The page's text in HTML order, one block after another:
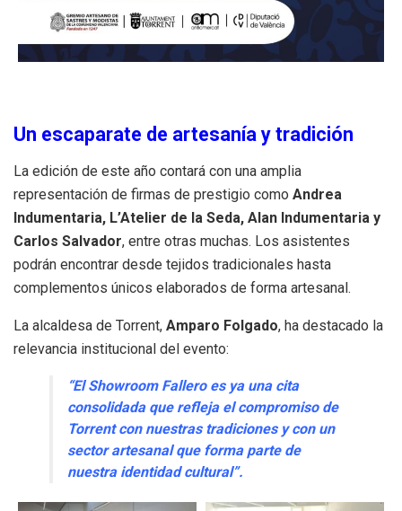
Un escaparate de artesanía y tradición
La edición de este año contará con una amplia
representación de firmas de prestigio como Andrea
Indumentaria, L’Atelier de la Seda, Alan Indumentaria y
Carlos Salvador, entre otras muchas. Los asistentes
podrán encontrar desde tejidos tradicionales hasta
complementos únicos elaborados de forma artesanal.
La alcaldesa de Torrent, Amparo Folgado, ha destacado la
relevancia institucional del evento:
“El Showroom Fallero es ya una cita
consolidada que refleja el compromiso de
Torrent con nuestras tradiciones y con un
sector artesanal que forma parte de
nuestra identidad cultural”.